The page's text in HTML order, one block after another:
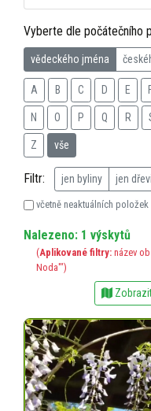
Vyberte dle počátečního
vědeckého jména
A B C D E
N O P Q R
Z vše
Filtr: jen byliny jen
včetně neaktuálních položek
Nalezeno: 1 výskytů
(Aplikované filtry: název
Noda'")